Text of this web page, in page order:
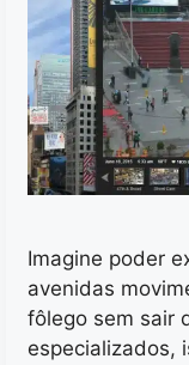
Imagine poder
avenidas
fôlego sem sair
especializados,